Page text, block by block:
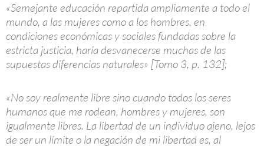
«Semejante educación repartida ampliamente a todo el
mundo, a las mujeres como a los hombres, en
condiciones económicas y sociales fundadas sobre la
estricta justicia, haría desvanecerse muchas de las
supuestas diferencias naturales» [Tomo 3, p. 132];
«No soy realmente libre sino cuando todos los seres
humanos que me rodean, hombres y mujeres, son
igualmente libres. La libertad de un individuo ajeno, lejos
de ser un límite o la negación de mi libertad es, al